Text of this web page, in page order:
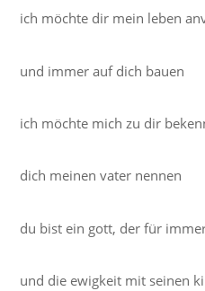
ich möchte dir mein leben
und immer auf dich bauen
ich möchte mich zu dir
dich meinen vater nennen
du bist ein gott, der für
und die ewigkeit mit seinen